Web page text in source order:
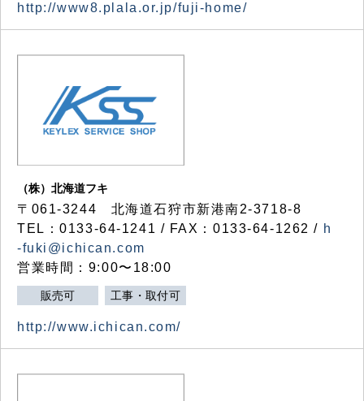
http://www8.plala.or.jp/fuji-home/
（株）北海道フキ
〒061-3244 北海道石狩市新港南2-3718-8
TEL：0133-64-1241 / FAX：0133-64-1262 / h
-fuki@ichican.com
営業時間：9:00〜18:00
販売可 工事・取付可
http://www.ichican.com/